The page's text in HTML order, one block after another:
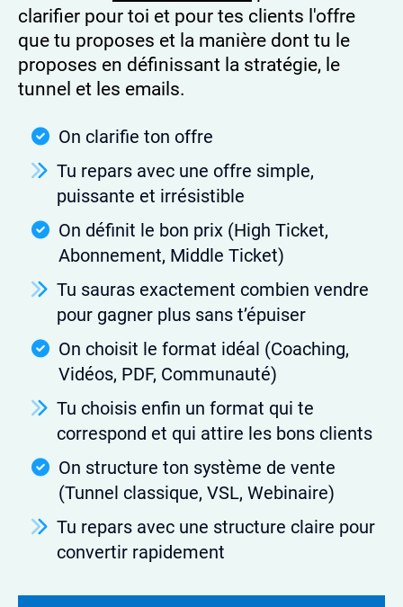
clarifier pour toi et pour tes clients l'offre
que tu proposes et la manière dont tu le
proposes en définissant la stratégie, le
tunnel et les emails.
On clarifie ton offre
Tu repars avec une offre simple,
puissante et irrésistible
On définit le bon prix (High Ticket,
Abonnement, Middle Ticket)
Tu sauras exactement combien vendre
pour gagner plus sans t’épuiser
On choisit le format idéal (Coaching,
Vidéos, PDF, Communauté)
Tu choisis enfin un format qui te
correspond et qui attire les bons clients
On structure ton système de vente
(Tunnel classique, VSL, Webinaire)
Tu repars avec une structure claire pour
convertir rapidement